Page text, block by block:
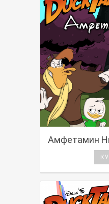
Амфетамин